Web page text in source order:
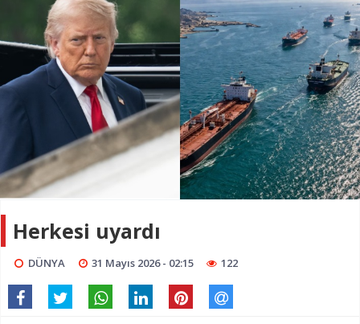
Herkesi uyardı
DÜNYA 31 Mayıs 2026 - 02:15 122